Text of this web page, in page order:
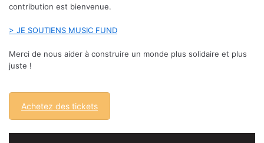
contribution est bienvenue.
> JE SOUTIENS MUSIC FUND
Merci de nous aider à construire un monde plus solidaire et plus
juste !
Achetez des tickets